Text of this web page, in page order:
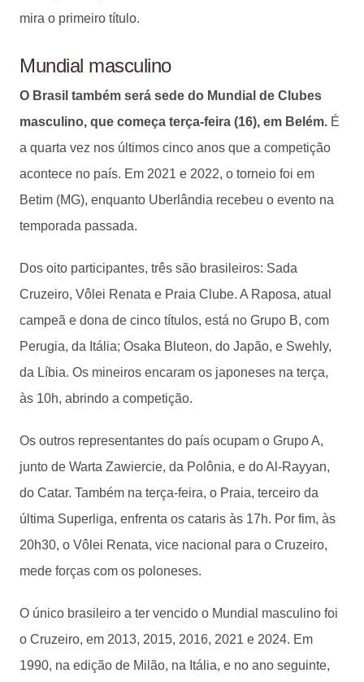
mira o primeiro título.
Mundial masculino
O Brasil também será sede do Mundial de Clubes
masculino, que começa terça-feira (16), em Belém. É
a quarta vez nos últimos cinco anos que a competição
acontece no país. Em 2021 e 2022, o torneio foi em
Betim (MG), enquanto Uberlândia recebeu o evento na
temporada passada.
Dos oito participantes, três são brasileiros: Sada
Cruzeiro, Vôlei Renata e Praia Clube. A Raposa, atual
campeã e dona de cinco títulos, está no Grupo B, com
Perugia, da Itália; Osaka Bluteon, do Japão, e Swehly,
da Líbia. Os mineiros encaram os japoneses na terça,
às 10h, abrindo a competição.
Os outros representantes do país ocupam o Grupo A,
junto de Warta Zawiercie, da Polônia, e do Al-Rayyan,
do Catar. Também na terça-feira, o Praia, terceiro da
última Superliga, enfrenta os cataris às 17h. Por fim, às
20h30, o Vôlei Renata, vice nacional para o Cruzeiro,
mede forças com os poloneses.
O único brasileiro a ter vencido o Mundial masculino foi
o Cruzeiro, em 2013, 2015, 2016, 2021 e 2024. Em
1990, na edição de Milão, na Itália, e no ano seguinte,